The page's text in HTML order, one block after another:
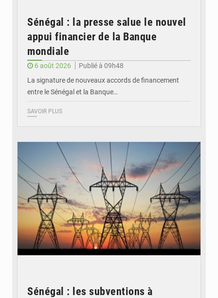
Sénégal : la presse salue le nouvel
appui financier de la Banque
mondiale
6 août 2026
Publié à 09h48
La signature de nouveaux accords de financement
entre le Sénégal et la Banque…
SAVOIR PLUS
Sénégal : les subventions à